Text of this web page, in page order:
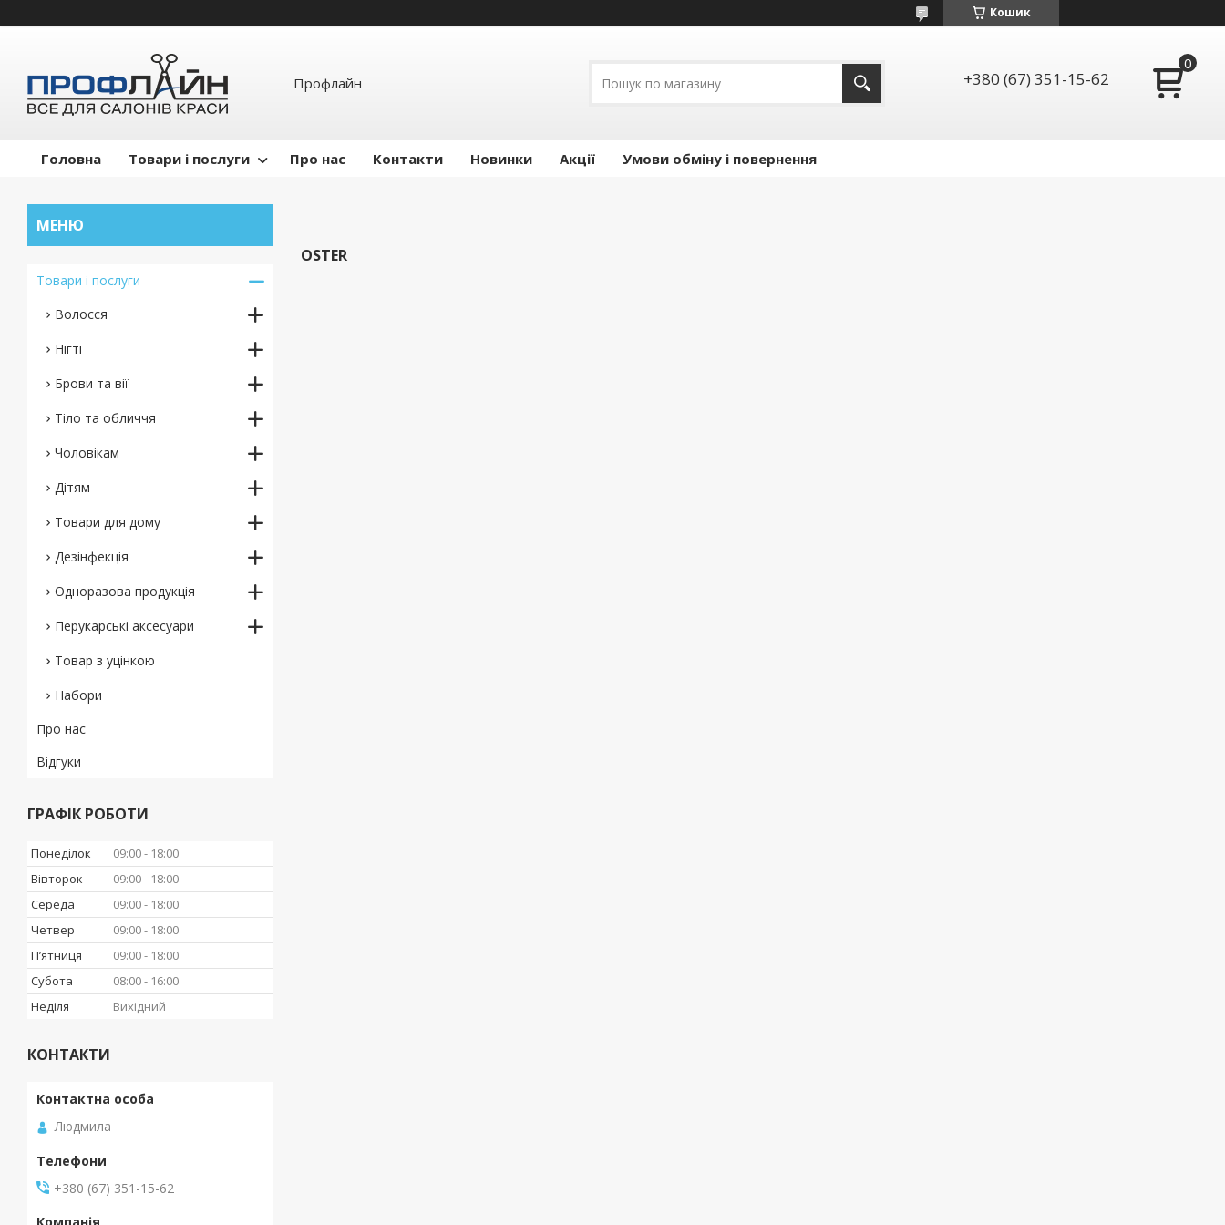
Кошик
Профлайн +380 (67) 351-15-62
Головна Товари і послуги Про нас Контакти Новинки Акції Умови обміну і повернення
OSTER
Товари і послуги
Волосся
Нігті
Брови та вії
Тіло та обличчя
Чоловікам
Дітям
Товари для дому
Дезінфекція
Одноразова продукція
Перукарські аксесуари
Товар з уцінкою
Набори
Про нас
Відгуки
ГРАФІК РОБОТИ
Понеділок 09:00
18:00
Вівторок
09:00
18:00
Середа
09:00
18:00
Четвер
09:00
18:00
Пʼятниця
09:00
18:00
Субота
08:00
16:00
Неділя
Вихідний
КОНТАКТИ
Людмила
+380 (67) 351-15-62